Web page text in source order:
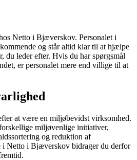
Netto i Bjæverskov. Personalet i
og står altid klar til at hjælpe
du leder efter. Hvis du har spørgsmål
er personalet mere end villige til at
at være en miljøbevidst virksomhed.
miljøvenlige initiativer,
og reduktion af
i Netto i Bjæverskov bidrager du derfor